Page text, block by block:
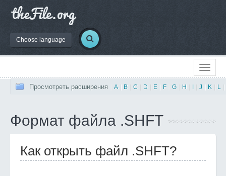
Choose language
Просмотреть расширения A B C D E F G H J K L
Формат файла .SHFT
Как открыть файл .SHFT?